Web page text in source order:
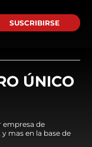
SUSCRIBIRSE
ÚNICO
empresa de
mas en la base de